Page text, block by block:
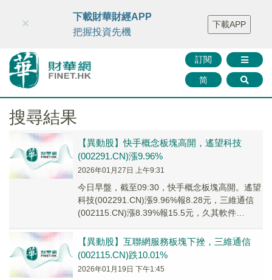
財華智庫網 FINTV FINMETA 財華證券 媒體矩陣
智庫沙龍
聯絡我們
訂閱
简
×
下載財華財經APP
把握投資先機
下載APP
搜尋結果
【異動股】快手概念板塊高開，遙望科技
(002291.CN)漲9.96%
2026年01月27日 上午9:31
今日早盤，截至09:30，快手概念板塊高開。遙望
科技(002291.CN)漲9.96%報8.28元，三維通信
(002115.CN)漲8.39%報15.5元，久其軟件
【異動股】互聯網服務板塊下挫，三維通信
(002115.CN)跌10.01%
2026年01月19日 下午1:45